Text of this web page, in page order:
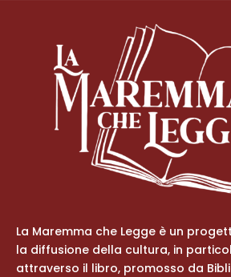
La Maremma che Legge è un
la diffusione della cultura, in
attraverso il libro, promosso da